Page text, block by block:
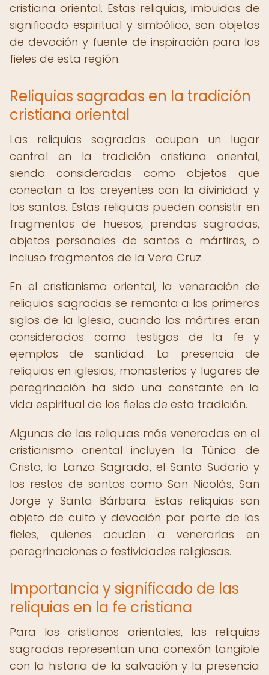
cristiana oriental. Estas reliquias, imbuidas de
significado espiritual y simbólico, son objetos
de devoción y fuente de inspiración para los
fieles de esta región.
Reliquias sagradas en la tradición
cristiana oriental
Las reliquias sagradas ocupan un lugar
central en la tradición cristiana oriental,
siendo consideradas como objetos que
conectan a los creyentes con la divinidad y
los santos. Estas reliquias pueden consistir en
fragmentos de huesos, prendas sagradas,
objetos personales de santos o mártires, o
incluso fragmentos de la Vera Cruz.
En el cristianismo oriental, la veneración de
reliquias sagradas se remonta a los primeros
siglos de la Iglesia, cuando los mártires eran
considerados como testigos de la fe y
ejemplos de santidad. La presencia de
reliquias en iglesias, monasterios y lugares de
peregrinación ha sido una constante en la
vida espiritual de los fieles de esta tradición.
Algunas de las reliquias más veneradas en el
cristianismo oriental incluyen la Túnica de
Cristo, la Lanza Sagrada, el Santo Sudario y
los restos de santos como San Nicolás, San
Jorge y Santa Bárbara. Estas reliquias son
objeto de culto y devoción por parte de los
fieles, quienes acuden a venerarlas en
peregrinaciones o festividades religiosas.
Importancia y significado de las
reliquias en la fe cristiana
Para los cristianos orientales, las reliquias
sagradas representan una conexión tangible
con la historia de la salvación y la presencia